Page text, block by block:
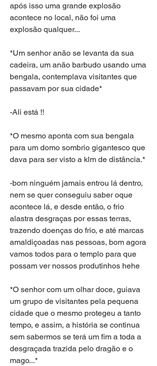
após isso uma grande explosão
acontece no local, não foi uma
explosão qualquer...
*Um senhor anão se levanta da sua
cadeira, um anão barbudo usando uma
bengala, contemplava visitantes que
passavam por sua cidade*
-Ali está !!
*O mesmo aponta com sua bengala
para um domo sombrio gigantesco que
dava para ser visto a klm de distância.*
-bom ninguém jamais entrou lá dentro,
nem se quer conseguiu saber oque
acontece lá, e desde então, o frio
alastra desgraças por essas terras,
trazendo doenças do frio, e até marcas
amaldiçoadas nas pessoas, bom agora
vamos todos para o templo para que
possam ver nossos produtinhos hehe
*O senhor com um olhar doce, guiava
um grupo de visitantes pela pequena
cidade que o mesmo protegeu a tanto
tempo, e assim, a história se continua
sem sabermos se terá um fim a toda a
desgraçada trazida pelo dragão e o
mago...*